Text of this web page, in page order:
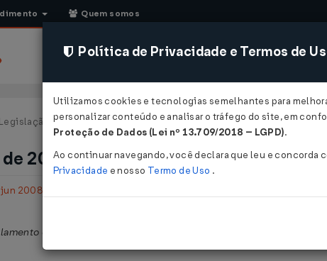
Quem somos
CONSULTORIA SISTEMAS
Legislação Estadual - Maranhão
de 20/06/2008
jun 2008
do ICMS, com fulcro no ,
Política de Privacidade e Termos de
Utilizamos cookies e tecnologias semelhantes para
personalizar conteúdo e analisar o tráfego do site, em
Proteção de Dados (Lei nº 13.709/2018 – LGPD).
Ao continuar navegando, você declara que leu e concorda
Privacidade e nosso Termo de Uso .